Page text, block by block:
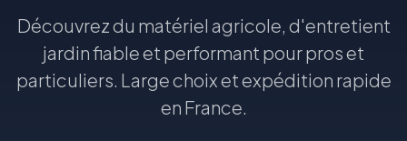
Découvrez du matériel agricole, d'entretient
jardin fiable et performant pour pros et
particuliers. Large choix et expédition rapide
en France.